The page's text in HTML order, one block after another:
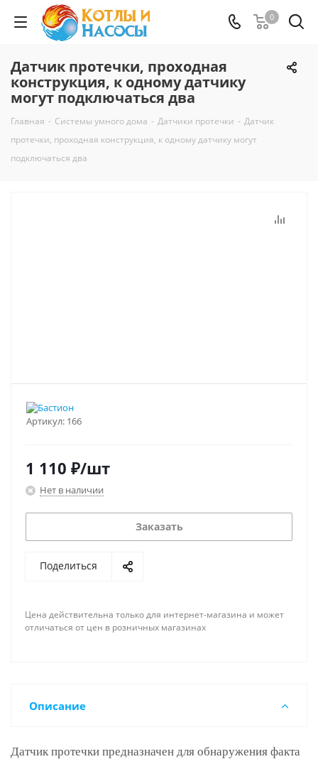
0
Датчик протечки, проходная
конструкция, к одному датчику
могут подключаться два
Главная - Системы умного дома - Датчики протечки - Датчик
протечки, проходная конструкция, к одному датчику могут
подключаться два
Артикул: 166
1 110 ₽/шт
Нет в наличии
Заказать
Поделиться
Цена действительна только для интернет-магазина и может
отличаться от цен в розничных магазинах
Описание
Датчик протечки предназначен для обнаружения факта